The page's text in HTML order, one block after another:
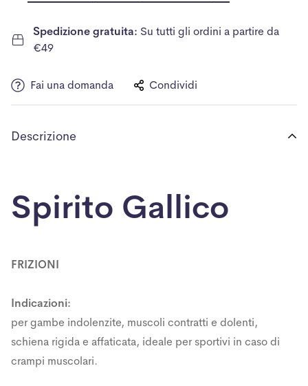
Spedizione gratuita: Su tutti gli ordini a partire da
€49
Fai una domanda Condividi
Descrizione
Spirito Gallico
FRIZIONI
Indicazioni:
per gambe indolenzite, muscoli contratti e dolenti,
schiena rigida e affaticata, ideale per sportivi in caso di
crampi muscolari.